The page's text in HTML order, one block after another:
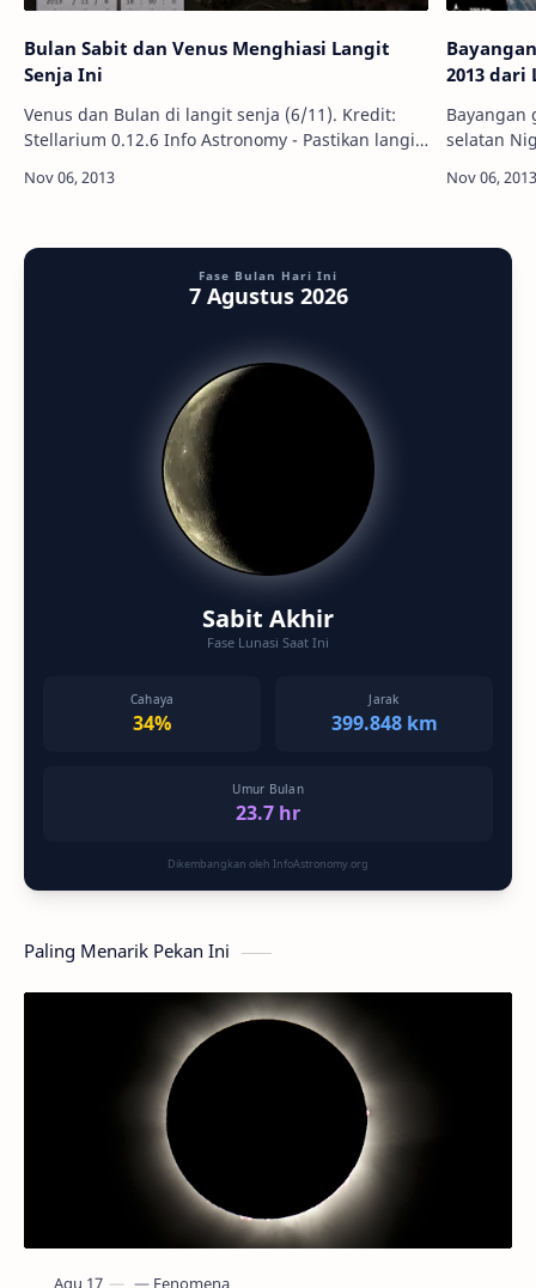
Bulan Sabit dan Venus Menghiasi Langit
Senja Ini
Venus dan Bulan di langit senja (6/11). Kredit:
Stellarium 0.12.6 Info Astronomy - Pastikan langit
akan berkesempatan melih…
2013 dari
Bayangan
selatan
adalah
Fase Bulan Hari Ini
7 Agustus 2026
Sabit Akhir
Fase Lunasi Saat Ini
Cahaya
34%
Jarak
399.848 km
Umur Bulan
23.7 hr
Dikembangkan oleh InfoAstronomy.org
Paling Menarik Pekan Ini